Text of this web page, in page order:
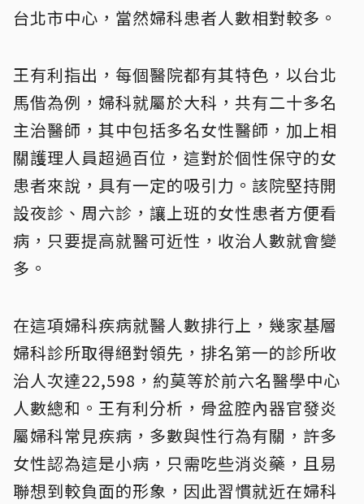
台北市中心，當然婦科患者人數相對較多。
王有利指出，每個醫院都有其特色，以台北
馬偕為例，婦科就屬於大科，共有二十多名
主治醫師，其中包括多名女性醫師，加上相
關護理人員超過百位，這對於個性保守的女
患者來說，具有一定的吸引力。該院堅持開
設夜診、周六診，讓上班的女性患者方便看
病，只要提高就醫可近性，收治人數就會變
多。
在這項婦科疾病就醫人數排行上，幾家基層
婦科診所取得絕對領先，排名第一的診所收
治人次達22,598，約莫等於前六名醫學中心
人數總和。王有利分析，骨盆腔內器官發炎
屬婦科常見疾病，多數與性行為有關，許多
女性認為這是小病，只需吃些消炎藥，且易
聯想到較負面的形象，因此習慣就近在婦科